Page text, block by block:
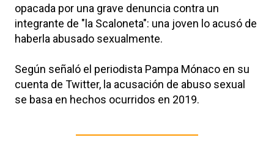
opacada por una grave denuncia contra un
integrante de "la Scaloneta": una joven lo acusó de
haberla abusado sexualmente.
Según señaló el periodista Pampa Mónaco en su
cuenta de Twitter, la acusación de abuso sexual
se basa en hechos ocurridos en 2019.